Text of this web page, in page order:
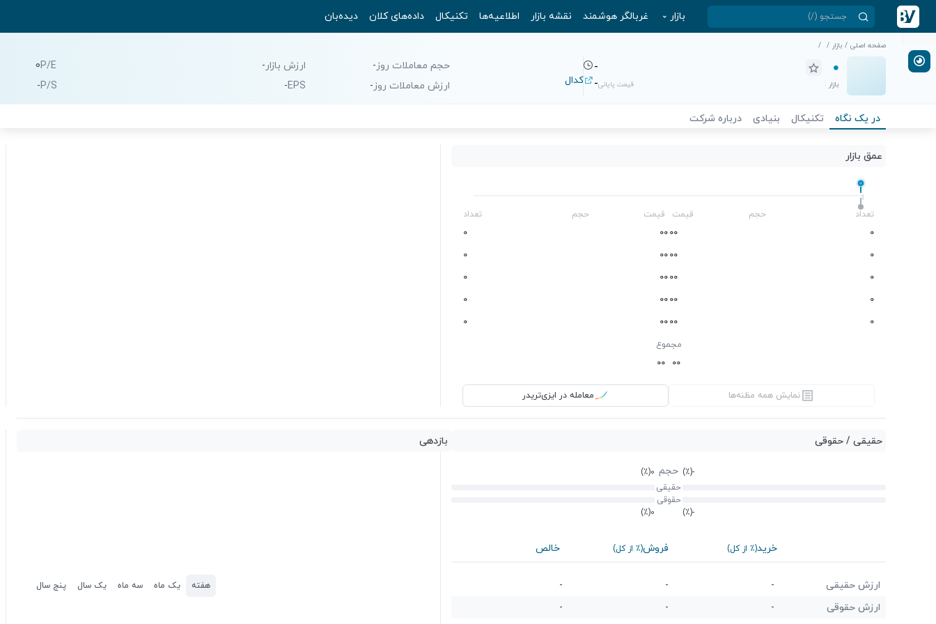
بازار غربالگر هوشمند نقشه بازار اطلاعیه‌ها تکنیکال داده‌های کلان دیده‌بان
صفحه اصلی / بازار /
/
-
بازار قیمت پایانی- کدال
حجم معاملات روز-
ارزش معاملات روز-
ارزش بازار-
EPS
-
P/E
0
P/S
-
در یک نگاه تکنیکال بنیادی درباره شرکت
عمق بازار
-
تعداد حجم قیمت قیمت حجم
تعداد
0
0
0
0
0
0
0
0
0
0
0
0
0
0
0
0
0
0
0
0
0
0
0
0
0
0
0
0
0
0
مجموع
0
0
0
0
نمایش همه مظنه‌ها معامله در ایزی‌تریدر
حقیقی / حقوقی
-(٪) حجم 0(٪)
حقیقی
حقوقی
-(٪) 0(٪)
خرید(٪ از کل) فروش(٪ از کل) خالص
ارزش حقیقی -
-
-
ارزش حقوقی
-
-
-
بازدهی
هفته یک ماه سه ماه یک سال پنج سال